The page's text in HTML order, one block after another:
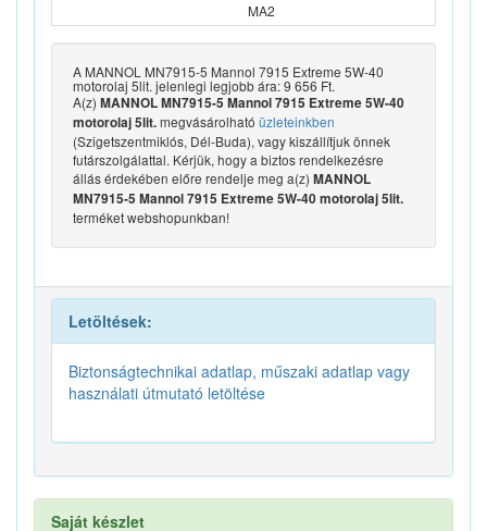
MA2
A MANNOL MN7915-5 Mannol 7915 Extreme 5W-40
motorolaj 5lit. jelenlegi legjobb ára: 9 656 Ft.
A(z) MANNOL MN7915-5 Mannol 7915 Extreme 5W-40
motorolaj 5lit.megvásárolható üzleteinkben
(Szigetszentmiklós, Dél-Buda), vagy kiszállítjuk önnek
futárszolgálattal. Kérjük, hogy a biztos rendelkezésre
állás érdekében előre rendelje meg a(z) MANNOL
MN7915-5 Mannol 7915 Extreme 5W-40 motorolaj 5lit.
terméket webshopunkban!
Letöltések:
Biztonságtechnikai adatlap, műszaki adatlap vagy
használati útmutató letöltése
Saját készlet